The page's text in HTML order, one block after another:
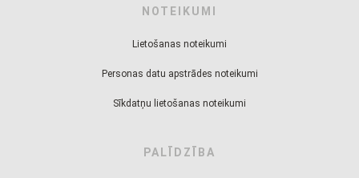
NOTEIKUMI
Lietošanas noteikumi
Personas datu apstrādes noteikumi
Sīkdatņu lietošanas noteikumi
PALĪDZĪBA